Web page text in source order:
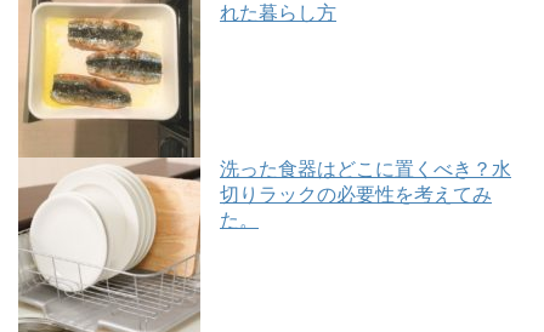
れた暮らし方
洗った食器はどこに置くべき？水
切りラックの必要性を考えてみ
た。